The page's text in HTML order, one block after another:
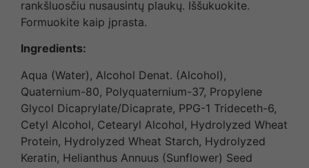
rankšluosčiu nusausintų plaukų. Iššukuokite.
Formuokite kaip įprasta.
Ingredients:
Aqua (Water), Alcohol Denat. (Alcohol),
Quaternium-80, Polyquaternium-37, Propylene
Glycol Dicaprylate/Dicaprate, PPG-1 Trideceth-6,
Cetyl Alcohol, Cetearyl Alcohol, Hydrolyzed Wheat
Protein, Hydrolyzed Wheat Starch, Hydrolyzed
Keratin, Helianthus Annuus (Sunflower) Seed